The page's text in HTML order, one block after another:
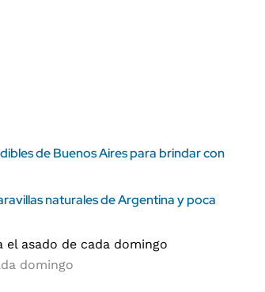
de Buenos Aires para brindar con
naturales de Argentina y poca
domingo